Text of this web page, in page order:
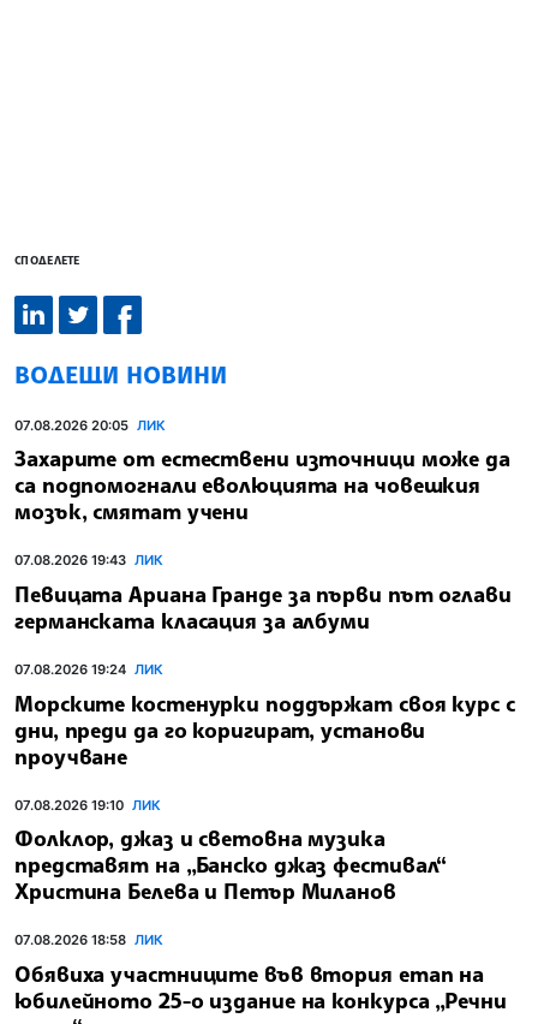
СПОДЕЛЕТЕ
ВОДЕЩИ НОВИНИ
07.08.2026 20:05 ЛИК
Захарите от естествени източници може да
са подпомогнали еволюцията на човешкия
мозък, смятат учени
07.08.2026 19:43 ЛИК
Певицата Ариана Гранде за първи път оглави
германската класация за албуми
07.08.2026 19:24 ЛИК
Морските костенурки поддържат своя курс с
дни, преди да го коригират, установи
проучване
07.08.2026 19:10 ЛИК
Фолклор, джаз и световна музика
представят на „Банско джаз фестивал“
Христина Белева и Петър Миланов
07.08.2026 18:58 ЛИК
Обявиха участниците във втория етап на
юбилейното 25-о издание на конкурса „Речни